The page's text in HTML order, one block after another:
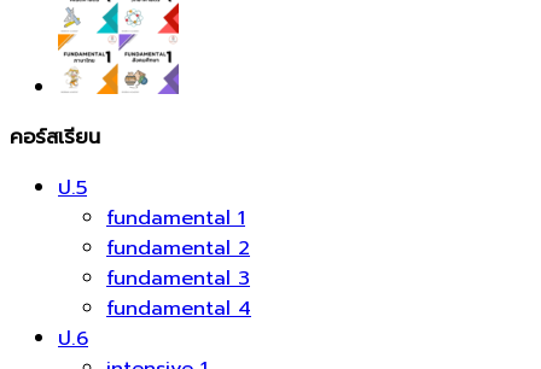
คอร์สเรียน
ป.5
fundamental 1
fundamental 2
fundamental 3
fundamental 4
ป.6